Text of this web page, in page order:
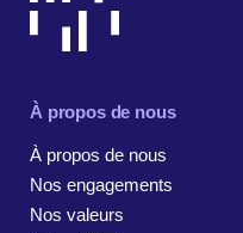
À propos de nous
À propos de nous
Nos engagements
Nos valeurs